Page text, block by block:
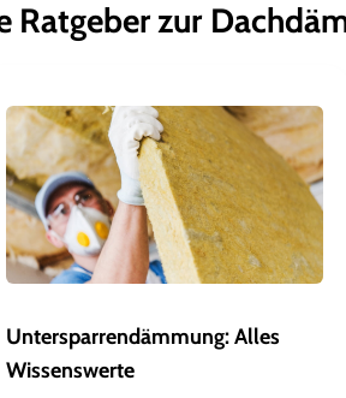
Ratgeber zur
Untersparrendämmung: Alles
Wissenswerte